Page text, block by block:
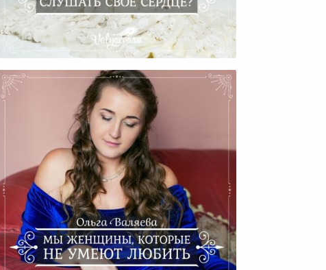
О Знаках. Зачем Слушать Свое
Сердце?